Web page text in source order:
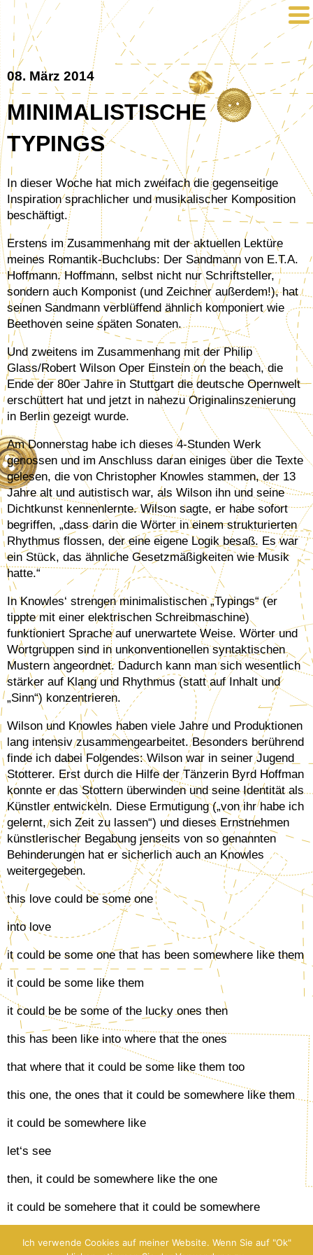
08. März 2014
MINIMALISTISCHE
TYPINGS
In dieser Woche hat mich zweifach die gegenseitige
Inspiration sprachlicher und musikalischer Komposition
beschäftigt.
Erstens im Zusammenhang mit der aktuellen Lektüre
meines Romantik-Buchclubs: Der Sandmann von E.T.A.
Hoffmann. Hoffmann, selbst nicht nur Schriftsteller,
sondern auch Komponist (und Zeichner außerdem!), hat
seinen Sandmann verblüffend ähnlich komponiert wie
Beethoven seine späten Sonaten.
Und zweitens im Zusammenhang mit der Philip
Glass/Robert Wilson Oper Einstein on the beach, die
Ende der 80er Jahre in Stuttgart die deutsche Opernwelt
erschüttert hat und jetzt in nahezu Originalinszenierung
in Berlin gezeigt wurde.
Am Donnerstag habe ich dieses 4-Stunden Werk
genossen und im Anschluss daran einiges über die Texte
gelesen, die von Christopher Knowles stammen, der 13
Jahre alt und autistisch war, als Wilson ihn und seine
Dichtkunst kennenlernte. Wilson sagte, er habe sofort
begriffen, „dass darin die Wörter in einem strukturierten
Rhythmus flossen, der eine eigene Logik besaß. Es war
ein Stück, das ähnliche Gesetzmäßigkeiten wie Musik
hatte.“
In Knowles‘ strengen minimalistischen „Typings“ (er
tippte mit einer elektrischen Schreibmaschine)
funktioniert Sprache auf unerwartete Weise. Wörter und
Wortgruppen sind in unkonventionellen syntaktischen
Mustern angeordnet. Dadurch kann man sich wesentlich
stärker auf Klang und Rhythmus (statt auf Inhalt und
„Sinn“) konzentrieren.
Wilson und Knowles haben viele Jahre und Produktionen
lang intensiv zusammengearbeitet. Besonders berührend
finde ich dabei Folgendes: Wilson war in seiner Jugend
Stotterer. Erst durch die Hilfe der Tänzerin Byrd Hoffman
konnte er das Stottern überwinden und seine Identität als
Künstler entwickeln. Diese Ermutigung („von ihr habe ich
gelernt, sich Zeit zu lassen“) und dieses Ernstnehmen
künstlerischer Begabung jenseits von so genannten
Behinderungen hat er sicherlich auch an Knowles
weitergegeben.
this love could be some one
into love
it could be some one that has been somewhere like them
it could be some like them
it could be be some of the lucky ones then
this has been like into where that the ones
that where that it could be some like them too
this one, the ones that it could be somewhere like them
it could be somewhere like
let‘s see
then, it could be somewhere like the one
it could be somehere that it could be somewhere
1: Man calculating)
Ich verwende Cookies auf meiner Website. Wenn Sie auf "Ok"